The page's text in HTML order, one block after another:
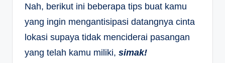
Nah, berikut ini beberapa tips buat kamu
yang ingin mengantisipasi datangnya cinta
lokasi supaya tidak menciderai pasangan
yang telah kamu miliki, simak!